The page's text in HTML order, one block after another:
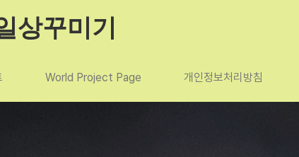
상꾸미기
World Project Page 개인정보처리방침